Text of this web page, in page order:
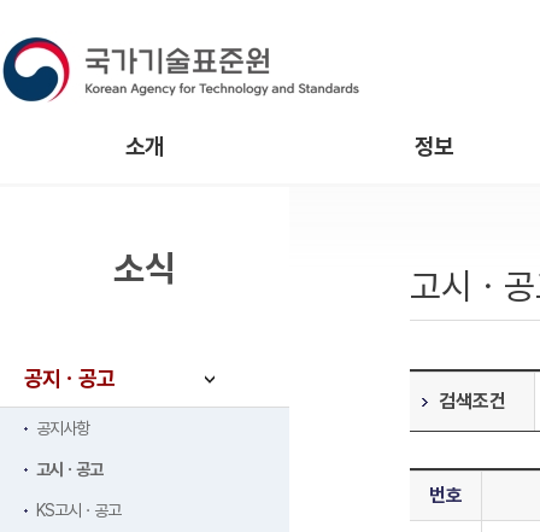
소개 정보
고시ㆍ
검색조건
번호
소식
공지ㆍ공고
공지사항
고시ㆍ공고
KS고시ㆍ공고